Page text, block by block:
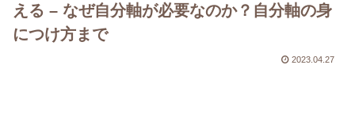
える – なぜ自分軸が必要なのか？自分軸の身
につけ方まで
2023.04.27